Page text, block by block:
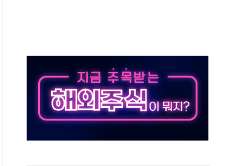
주 급등
랍지 않아"
착공…여의도 1.6배 규모
주 낙폭 커